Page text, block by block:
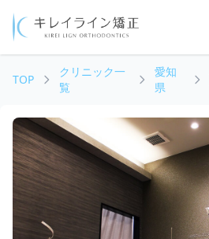
TOP
クリニック一
覧
愛知
県